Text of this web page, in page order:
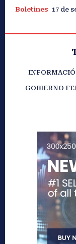
Boletines 17 de
GOBIERNO